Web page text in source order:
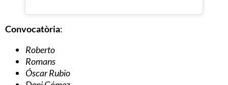
Convocatòria:
Roberto
Romans
Óscar Rubio